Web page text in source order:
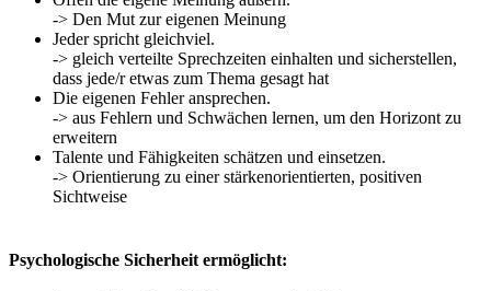
-> Den Mut zur eigenen Meinung
Jeder spricht gleichviel.
-> gleich verteilte Sprechzeiten einhalten und sicherstellen,
dass jede/r etwas zum Thema gesagt hat
Die eigenen Fehler ansprechen.
-> aus Fehlern und Schwächen lernen, um den Horizont zu
erweitern
Talente und Fähigkeiten schätzen und einsetzen.
-> Orientierung zu einer stärkenorientierten, positiven
Sichtweise
Psychologische Sicherheit ermöglicht: